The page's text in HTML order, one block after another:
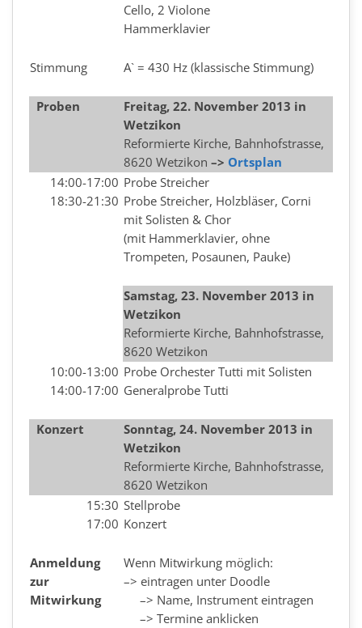
Cello, 2 Violone
Hammerklavier
Stimmung A` = 430 Hz (klassische Stimmung)
Proben
Freitag, 22. November 2013 in
Wetzikon
Reformierte Kirche, Bahnhofstrasse,
8620 Wetzikon –> Ortsplan
14:00-17:00
18:30-21:30
Probe Streicher
Probe Streicher, Holzbläser, Corni
mit Solisten & Chor
(mit Hammerklavier, ohne
Trompeten, Posaunen, Pauke)
Samstag, 23. November 2013 in
Wetzikon
Reformierte Kirche, Bahnhofstrasse,
8620 Wetzikon
10:00-13:00
14:00-17:00
Probe Orchester Tutti mit Solisten
Generalprobe Tutti
Konzert
Sonntag, 24. November 2013 in
Wetzikon
Reformierte Kirche, Bahnhofstrasse,
8620 Wetzikon
15:30
17:00
Stellprobe
Konzert
Anmeldung
zur
Mitwirkung
Wenn Mitwirkung möglich:
–> eintragen unter Doodle
–> Name, Instrument eintragen
–> Termine anklicken